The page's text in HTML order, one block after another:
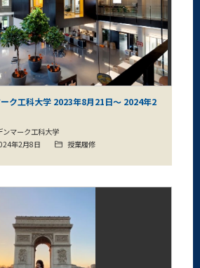
ク工科大学 2023年8月21日～ 2024年2
ンマーク工科大学
年2月8日
授業履修